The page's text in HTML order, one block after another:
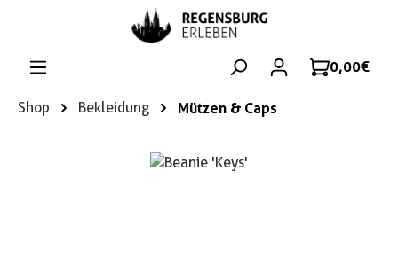
Zum Hauptinhalt springen
0,00 €
Shop Bekleidung Mützen & Caps
Bildergalerie überspringen